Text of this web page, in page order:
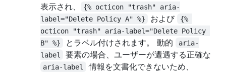
表示され、
{% octicon "trash" aria-
label="Delete Policy A" %}
および
{%
octicon "trash" aria-label="Delete Policy
B" %}
とラベル付けされます。 動的
aria-
label
要素の場合、ユーザーが遭遇する正確な
aria-label
情報を文書化できないため、